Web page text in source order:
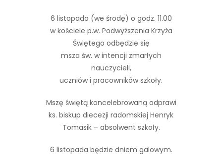
6 listopada (we środę) o godz. 11.00
w kościele p.w. Podwyższenia Krzyża
Świętego odbędzie się
msza św. w intencji zmarłych
nauczycieli,
uczniów i pracowników szkoły.
Mszę świętą koncelebrowaną odprawi
ks. biskup diecezji radomskiej Henryk
Tomasik – absolwent szkoły.
6 listopada będzie dniem galowym.